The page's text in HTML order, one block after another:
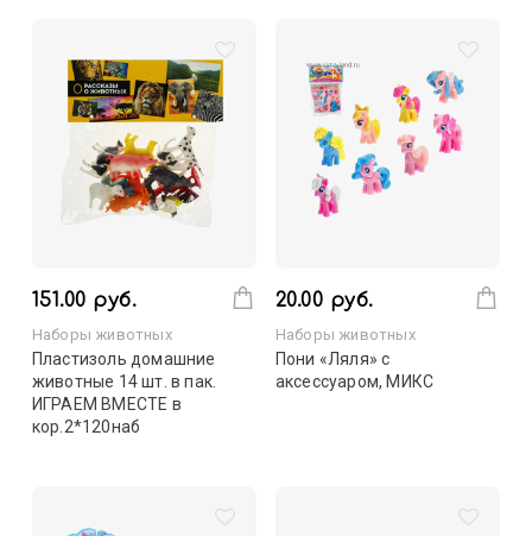
151.00 руб.
Наборы животных
Пластизоль домашние
животные 14 шт. в пак.
ИГРАЕМ ВМЕСТЕ в
кор.2*120наб
20.00 руб.
Наборы животных
Пони «Ляля» с
аксессуаром, МИКС